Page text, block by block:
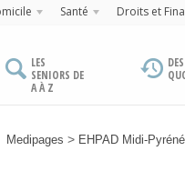
Santé Droits et
LES
SENIORS DE
A À Z
Medipages > EHPAD Midi-